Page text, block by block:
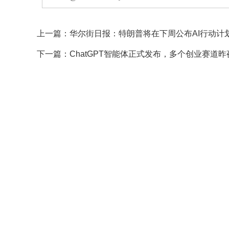
上一篇： 华尔街日报：特朗普将在下周公布AI行动计
下一篇： ChatGPT智能体正式发布，多个创业赛道昨